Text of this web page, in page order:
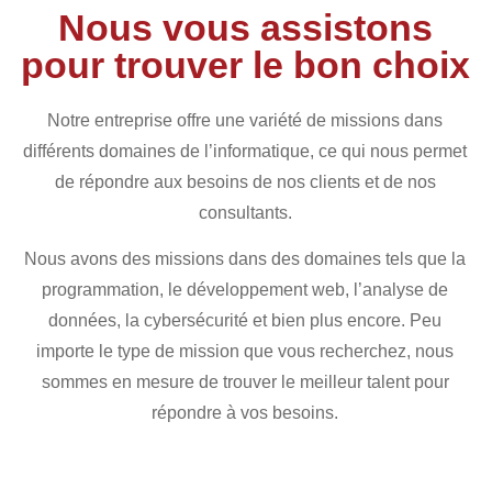
Nous vous assistons
pour trouver le bon choix
Notre entreprise offre une variété de missions dans
différents domaines de l’informatique, ce qui nous permet
de répondre aux besoins de nos clients et de nos
consultants.
Nous avons des missions dans des domaines tels que la
programmation, le développement web, l’analyse de
données, la cybersécurité et bien plus encore. Peu
importe le type de mission que vous recherchez, nous
sommes en mesure de trouver le meilleur talent pour
répondre à vos besoins.